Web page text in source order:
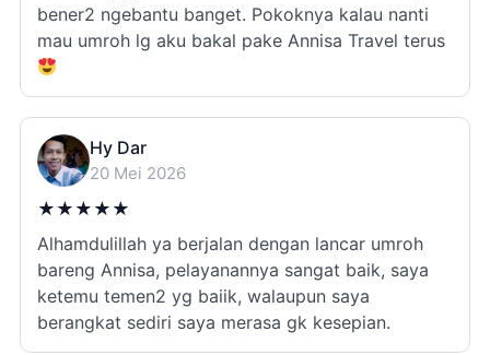
bener2 ngebantu banget. Pokoknya kalau nanti
mau umroh lg aku bakal pake Annisa Travel terus
Hy Dar
20 Mei 2026
★ ★ ★ ★ ★
Alhamdulillah ya berjalan dengan lancar umroh
bareng Annisa, pelayanannya sangat baik, saya
ketemu temen2 yg baiik, walaupun saya
berangkat sediri saya merasa gk kesepian.